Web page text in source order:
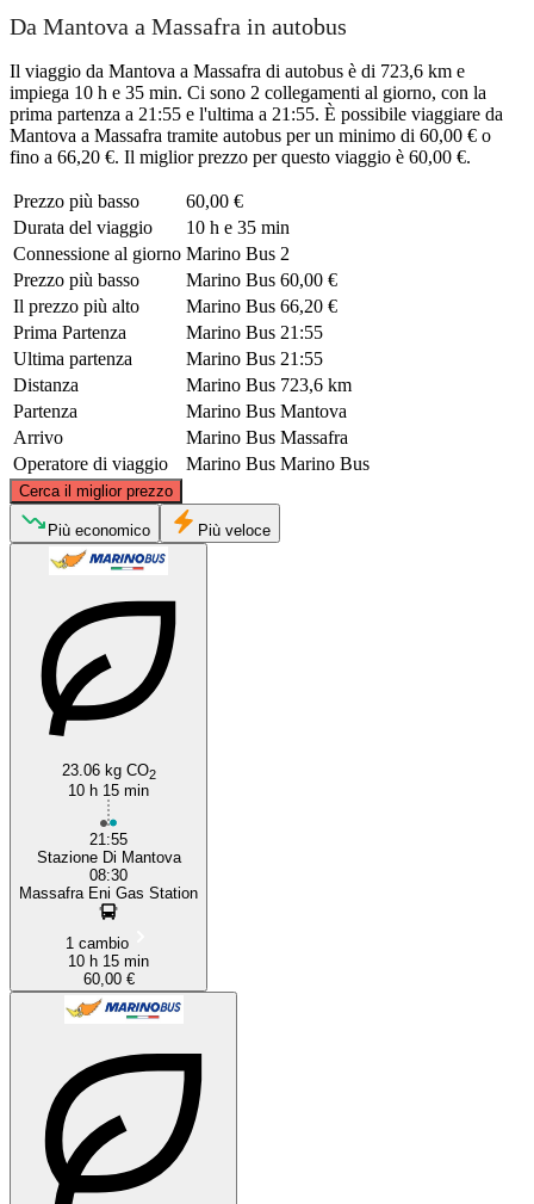
Da Mantova a Massafra in autobus
Il viaggio da Mantova a Massafra di autobus è di 723,6 km e
impiega 10 h e 35 min. Ci sono 2 collegamenti al giorno, con la
prima partenza a 21:55 e l'ultima a 21:55. È possibile viaggiare da
Mantova a Massafra tramite autobus per un minimo di 60,00 € o
fino a 66,20 €. Il miglior prezzo per questo viaggio è 60,00 €.
Prezzo più basso
60,00 €
Durata del viaggio
10 h e 35 min
Connessione al giorno Marino Bus 2
Prezzo più basso
Marino Bus 60,00 €
Il prezzo più alto
Marino Bus 66,20 €
Prima Partenza
Marino Bus 21:55
Ultima partenza
Marino Bus 21:55
Distanza
Marino Bus 723,6 km
Partenza
Marino Bus Mantova
Arrivo
Marino Bus Massafra
Operatore di viaggio
Marino Bus Marino Bus
Cerca il miglior prezzo
Mantua
©CARTO, ©OpenStreetMap
Più economico Più veloce
23.06 kg CO2
10 h 15 min
21:55
Stazione Di Mantova
08:30
Massafra Eni Gas Station
1 cambio
10 h 15 min
60,00 €